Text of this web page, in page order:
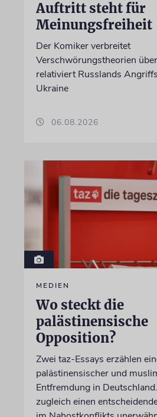
Auftritt steht für
Meinungsfreiheit
Der Komiker verbreitet
Verschwörungstheorien
relativiert Russlands
Ukraine
06.08.2026
MEDIEN
Wo steckt die
palästinensische
Opposition?
Zwei taz-Essays erzählen
palästinensischer und
Entfremdung in
zugleich einen